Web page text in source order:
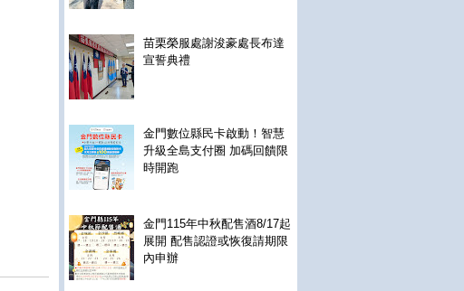
苗栗榮服處謝浚豪處長布達
宣誓典禮
金門數位縣民卡啟動！智慧
升級全島支付圈 加碼回饋限
時開跑
金門115年中秋配售酒8/17起
展開 配售認證或恢復請期限
內申辦